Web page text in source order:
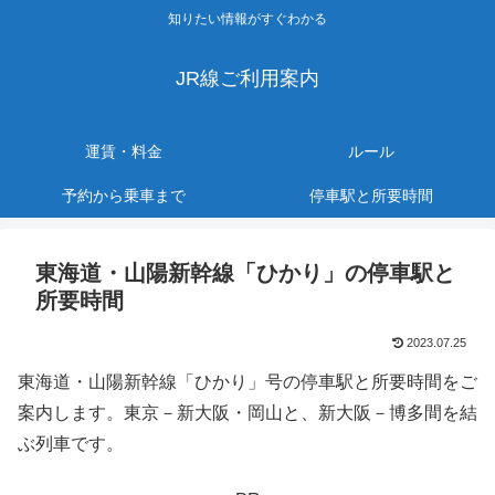
知りたい情報がすぐわかる
JR線ご利用案内
運賃・料金 ルール
予約から乗車まで 停車駅と所要時間
東海道・山陽新幹線「ひかり」の停車駅と
所要時間
2023.07.25
東海道・山陽新幹線「ひかり」号の停車駅と所要時間をご
案内します。東京－新大阪・岡山と、新大阪－博多間を結
ぶ列車です。